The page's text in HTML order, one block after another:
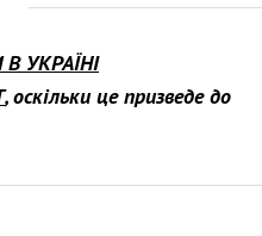
УКРАЇНІ
, оскільки це призведе до